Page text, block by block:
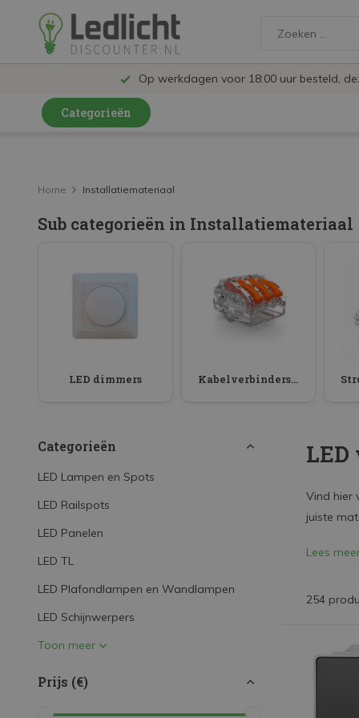
Op werkdagen voor 18:00 uur besteld,
Categorieën
LED Railspots
LED Panelen
LED Plafondlampen en Wandlampen
LED High Bay lampen
LED Noodverlichting
Installatiemateriaal
Mega Sale
Home Installatiemateriaal
Sub categorieën in Installatiemateriaal
LED dimmers Kabelverbinders / Lasklemmen
Categorieën
LED Lampen en Spots
LED Railspots
LED Panelen
LED TL
LED Plafondlampen en Wandlampen
LED Schijnwerpers
Toon meer
Prijs (€)
Vind hier
juiste
Lees
254